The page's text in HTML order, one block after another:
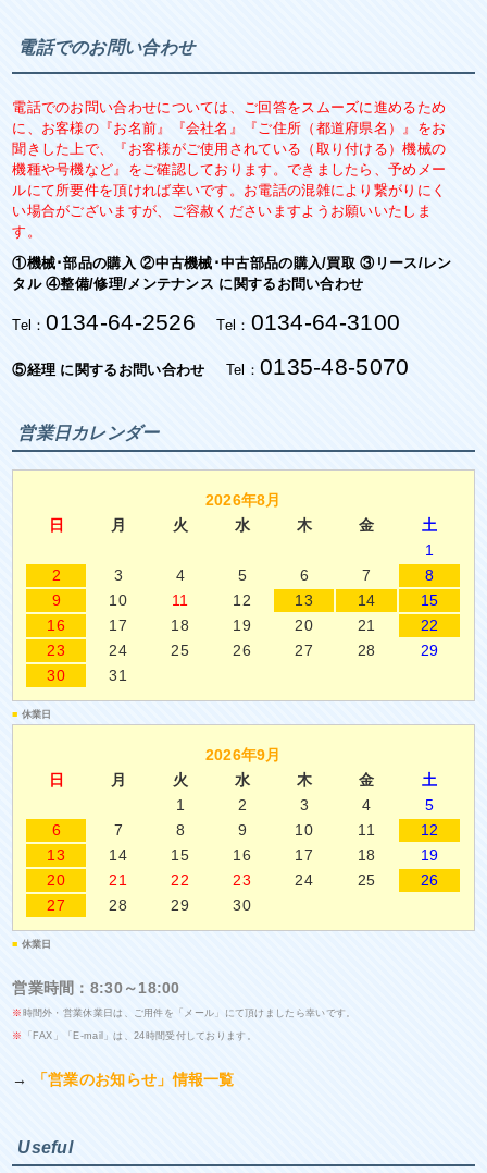
電話でのお問い合わせ
電話でのお問い合わせについては、ご回答をスムーズに進めるため
に、お客様の『お名前』『会社名』『ご住所（都道府県名）』をお
聞きした上で、『お客様がご使用されている（取り付ける）機械の
機種や号機など』をご確認しております。できましたら、予めメー
ルにて所要件を頂ければ幸いです。お電話の混雑により繋がりにく
い場合がございますが、ご容赦くださいますようお願いいたしま
す。
①機械･部品の購入 ②中古機械･中古部品の購入/買取 ③リース/レン
タル ④整備/修理/メンテナンス に関するお問い合わせ
Tel：0134-64-2526 Tel： 0134-64-3100
⑤経理 に関するお問い合わせ Tel： 0135-48-5070
営業日カレンダー
2026年8月
日
月 火 水 木 金
土
1
2
3 4 5 6 7
8
9
10 11 12 13 14
15
16
17 18 19 20 21
22
23
24 25 26 27 28
29
30
31
■ 休業日
2026年9月
日
月 火 水 木 金
土
1
2 3 4
5
6
7 8 9 10 11
12
13
14 15 16 17 18
19
20
21 22 23 24 25
26
27
28 29 30
■ 休業日
営業時間：8:30～18:00
※ 時間外・営業休業日は、ご用件を「メール」にて頂けましたら幸いです。
※ 「FAX」「E-mail」は、24時間受付しております。
→ 「営業のお知らせ」情報一覧
Useful